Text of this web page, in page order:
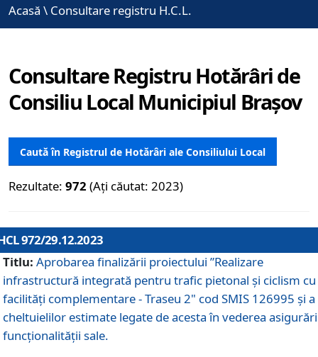
Acasă \ Consultare registru H.C.L.
Consultare Registru Hotărâri de
Consiliu Local Municipiul Brașov
Caută în Registrul de Hotărâri ale Consiliului Local
Rezultate: 972 (Ați căutat: 2023)
972/29.12.2023
Titlu: Aprobarea finalizării proiectului ”Realizare
infrastructură integrată pentru trafic pietonal și ciclism cu
facilități complementare - Traseu 2" cod SMIS 126995 și a
cheltuielilor estimate legate de acesta în vederea
funcționalității sale.